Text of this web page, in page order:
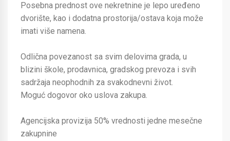
Posebna prednost ove nekretnine je lepo uređeno
dvorište, kao i dodatna prostorija/ostava koja može
imati više namena.
Odlična povezanost sa svim delovima grada, u
blizini škole, prodavnica, gradskog prevoza i svih
sadržaja neophodnih za svakodnevni život.
Moguć dogovor oko uslova zakupa.
Agencijska provizija 50% vrednosti jedne mesečne
zakupnine